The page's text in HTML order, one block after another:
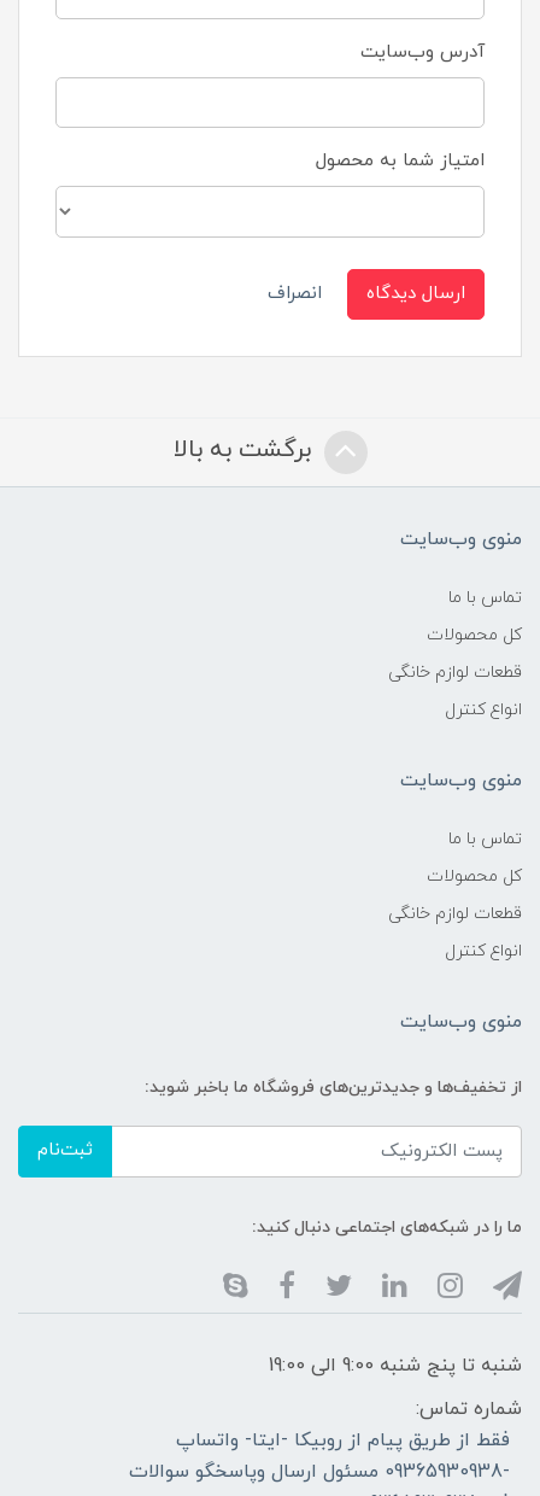
آدرس وب‌سایت
امتیاز شما به محصول
ارسال دیدگاه انصراف
برگشت به بالا
منوی وب‌سایت
تماس با ما
کل محصولات
قطعات لوازم خانگی
انواع کنترل
منوی وب‌سایت
تماس با ما
کل محصولات
قطعات لوازم خانگی
انواع کنترل
منوی وب‌سایت
از تخفیف‌ها و جدیدترین‌های فروشگاه ما باخبر شوید:
ثبت‌نام
ما را در شبکه‌های اجتماعی دنبال کنید:
شنبه تا پنج شنبه 9:00 الی 19:00
شماره تماس:
فقط از طریق پیام از روبیکا -ایتا- واتساپ
-09365930938 مسئول ارسال وپاسخگو سوالات